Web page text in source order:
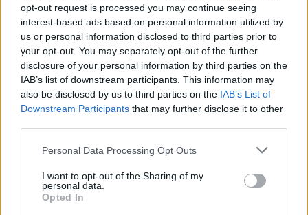
opt-out request is processed you may continue seeing
interest-based ads based on personal information utilized by
us or personal information disclosed to third parties prior to
your opt-out. You may separately opt-out of the further
disclosure of your personal information by third parties on the
IAB’s list of downstream participants. This information may
also be disclosed by us to third parties on the IAB’s List of
Downstream Participants that may further disclose it to other
Please note that this website/app uses one or more Google
not limited to your visit or usage behaviour. You may click to
grant or deny consent to Google and its third-party tags to
use your data for below specified purposes in below Google
Personal Data Processing Opt Outs
I want to opt-out of the Sharing of my
personal data.
Opted In